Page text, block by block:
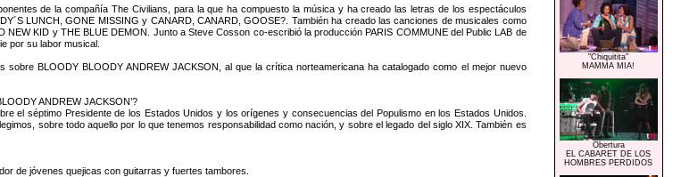
de la compañía The Civilians, para la que ha compuesto la música y ha creado las letras de los espectáculos
LUNCH, GONE MISSING y CANARD, CANARD, GOOSE?. También ha creado las canciones de musicales como
NEW KID y THE BLUE DEMON. Junto a Steve Cosson co-escribió la producción PARIS COMMUNE del Public LAB de
por su labor musical.
sobre BLOODY BLOODY ANDREW JACKSON, al que la crítica norteamericana ha catalogado como el mejor nuevo
ANDREW JACKSON’?
el séptimo Presidente de los Estados Unidos y los orígenes y consecuencias del Populismo en los Estados Unidos.
sobre todo aquello por lo que tenemos responsabilidad como nación, y sobre el legado del siglo XIX. También es
de jóvenes quejicas con guitarras y fuertes tambores.
"Chiquitita"
MAMMA MIA!
Obertura
EL CABARET DE LOS
HOMBRES PERDIDOS